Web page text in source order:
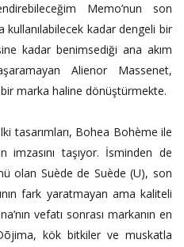
Memo’nun son
kullanılabilecek kadar dengeli bir
kadar benimsediği ana akım
Alienor Massenet,
marka haline dönüştürmekte.
tasarımları, Bohea Bohème ile
taşıyor. İsminden de
olan Suède de Suède (U), son
fark yaratmayan ama kaliteli
vefatı sonrası markanın en
kök bitkiler ve muskatla